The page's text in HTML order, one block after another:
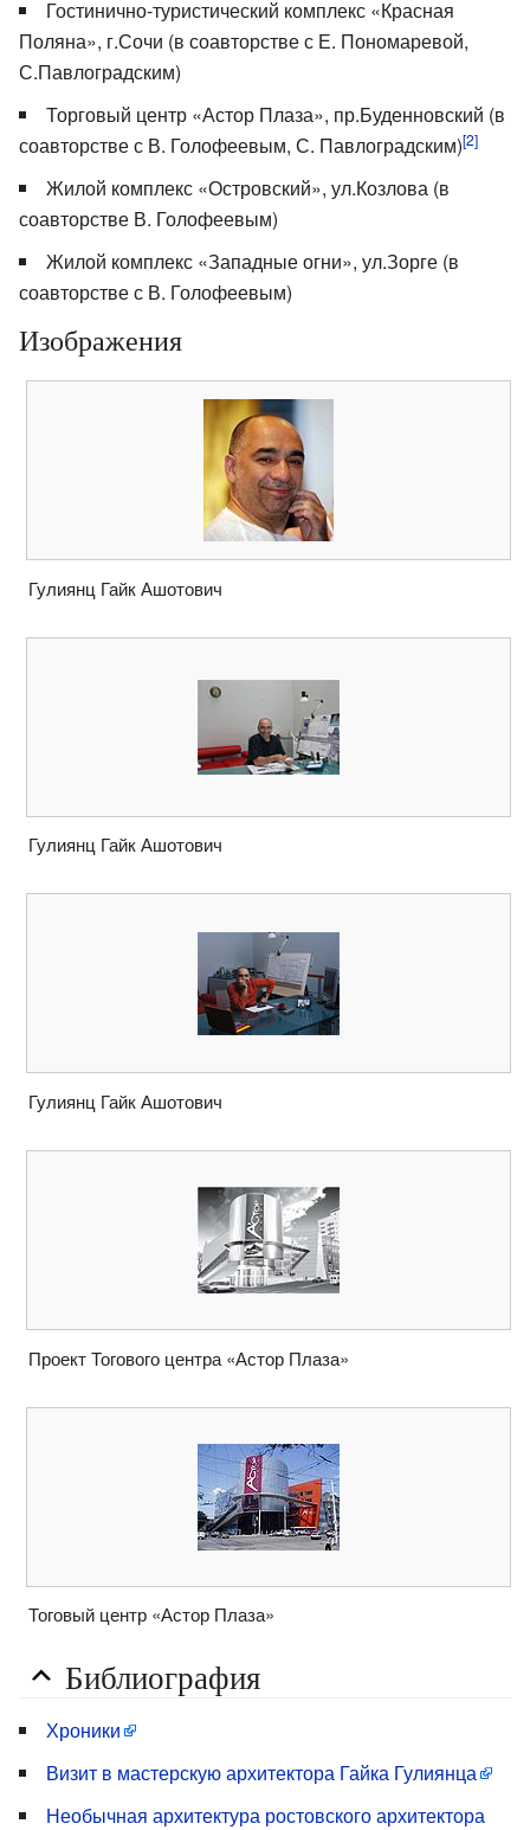
Гостинично-туристический комплекс «Красная
Поляна», г.Сочи (в соавторстве с Е. Пономаревой,
С.Павлоградским)
Торговый центр «Астор Плаза», пр.Буденновский (в
соавторстве с В. Голофеевым, С. Павлоградским)[2]
Жилой комплекс «Островский», ул.Козлова (в
соавторстве В. Голофеевым)
Жилой комплекс «Западные огни», ул.Зорге (в
соавторстве с В. Голофеевым)
Изображения
Гулиянц Гайк Ашотович
Гулиянц Гайк Ашотович
Гулиянц Гайк Ашотович
Проект Тогового центра «Астор Плаза»
Тоговый центр «Астор Плаза»
Библиография
Хроники
Визит в мастерскую архитектора Гайка Гулиянца
Необычная архитектура ростовского архитектора